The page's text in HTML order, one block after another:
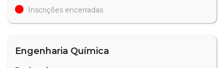
Inscrições encerradas
Engenharia Química